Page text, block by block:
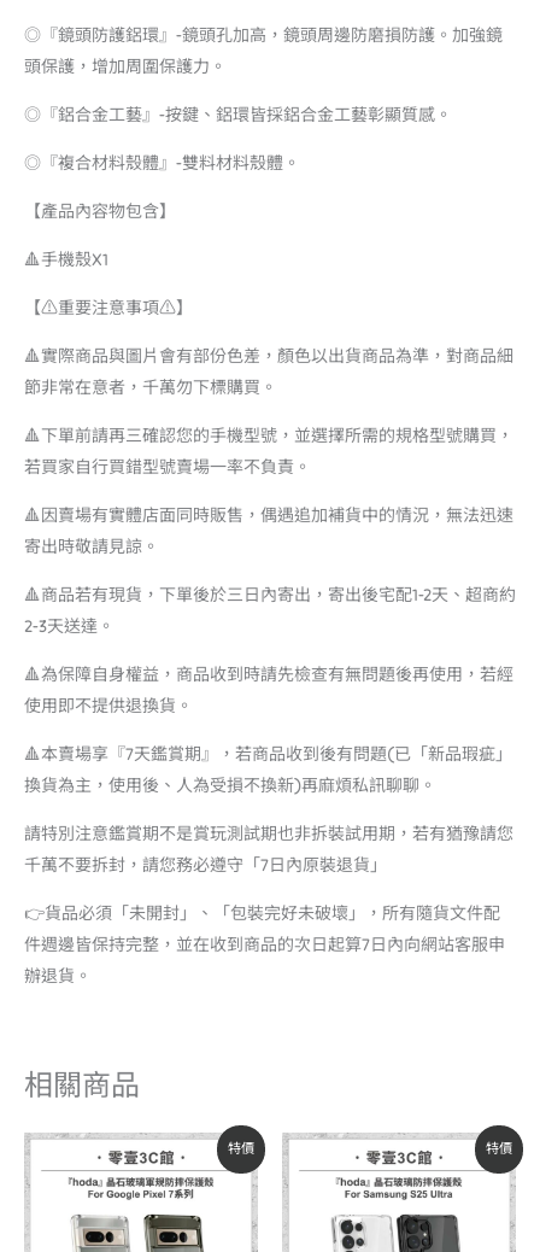
◎『鏡頭防護鋁環』-鏡頭孔加高，鏡頭周邊防磨損防護。加強鏡
頭保護，增加周圍保護力。
◎『鋁合金工藝』-按鍵、鋁環皆採鋁合金工藝彰顯質感。
◎『複合材料殼體』-雙料材料殼體。
【產品內容物包含】
🔺手機殼X1
【⚠️重要注意事項⚠️】
🔺實際商品與圖片會有部份色差，顏色以出貨商品為準，對商品細
節非常在意者，千萬勿下標購買。
🔺下單前請再三確認您的手機型號，並選擇所需的規格型號購買，
若買家自行買錯型號賣場一率不負責。
🔺因賣場有實體店面同時販售，偶遇追加補貨中的情況，無法迅速
寄出時敬請見諒。
🔺商品若有現貨，下單後於三日內寄出，寄出後宅配1-2天、超商約
2-3天送達。
🔺為保障自身權益，商品收到時請先檢查有無問題後再使用，若經
使用即不提供退換貨。
🔺本賣場享『7天鑑賞期』，若商品收到後有問題(已「新品瑕疵」
換貨為主，使用後、人為受損不換新)再麻煩私訊聊聊。
請特別注意鑑賞期不是賞玩測試期也非拆裝試用期，若有猶豫請您
千萬不要拆封，請您務必遵守「7日內原裝退貨」
👉貨品必須「未開封」、「包裝完好未破壞」，所有隨貨文件配
件週邊皆保持完整，並在收到商品的次日起算7日內向網站客服申
辦退貨。
相關商品
特價
原
始
價
格：
NT$890。
目
前
價
格：
NT$712。
特價
原
始
價
格：
NT$890。
目
前
價
格：
NT$760。